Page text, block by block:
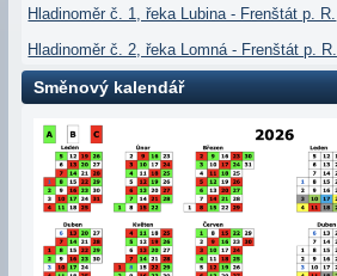
Hladinoměr č. 1, řeka Lubina - Frenštát p. R.
Hladinoměr č. 2, řeka Lomná - Frenštát p. R.
Směnový kalendář